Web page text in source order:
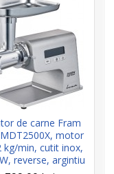
de carne Fram
motor
kg/min, cutit inox,
reverse, argintiu